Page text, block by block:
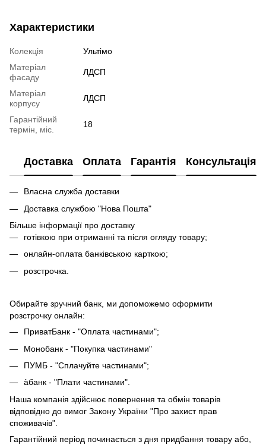
Характеристики
Колекція
Ультімо
Матеріал
фасаду
ЛДСП
Матеріал
корпусу
ЛДСП
Гарантійний
термін, міс.
18
Доставка Оплата Гарантія Консультація
Власна служба доставки
Доставка службою "Нова Пошта"
Більше інформації про доставку
готівкою при отриманні та після огляду товару;
онлайн-оплата банківською карткою;
розстрочка.
Обирайте зручний банк, ми допоможемо оформити
розстрочку онлайн:
ПриватБанк - "Оплата частинами";
Монобанк - "Покупка частинами"
ПУМБ - "Сплачуйте частинами";
àбанк - "Плати частинами".
Наша компанія здійснює повернення та обмін товарів
відповідно до вимог Закону України "Про захист прав
споживачів".
Гарантійний період починається з дня придбання товару або,